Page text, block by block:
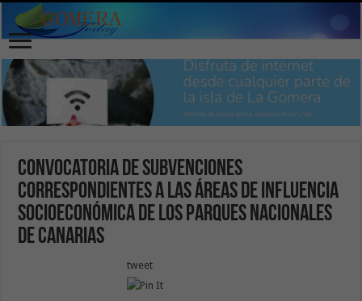
Convocatoria de subvenciones
correspondientes a las áreas de influencia
socioeconómica de los Parques Nacionales
de Canarias
tweet